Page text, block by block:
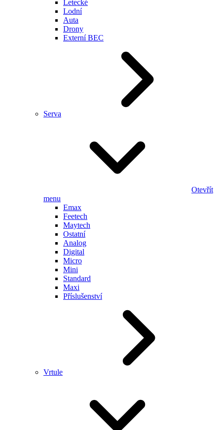
Letecké
Lodní
Auta
Drony
Externí BEC
Serva
Otevřít
menu
Emax
Feetech
Maytech
Ostatní
Analog
Digital
Micro
Mini
Standard
Maxi
Příslušenství
Vrtule